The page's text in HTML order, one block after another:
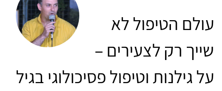
עולם הטיפול לא
שייך רק לצעירים –
על גילנות וטיפול פסיכולוגי בגיל